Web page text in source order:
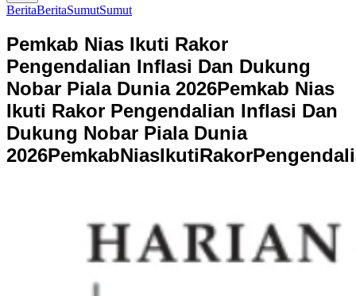
BeritaBeritaSumutSumut
Pemkab Nias Ikuti Rakor
Pengendalian Inflasi Dan Dukung
Nobar Piala Dunia 2026Pemkab Nias
Ikuti Rakor Pengendalian Inflasi Dan
Dukung Nobar Piala Dunia
2026PemkabNiasIkutiRakorPengendali